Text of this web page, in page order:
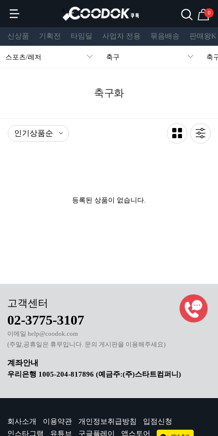
s 0
신상품 기획전 타임딜 사업자 전용 묶음배송 판매왕K
스포츠/레저 축구 축
축구화
등록된 상품이 없습니다.
02-3775-3107
이메일 help@coodok.com
(주말,공휴일은 휴무입니다. 문의 게시판을 이용해주세요)
우리은행 1005-204-817896 (예금주:(주)스타트컴퍼니)
회사소개 이용약관 개인정보취급방침
입점신청
인스타그램
유튜브 구글플레이 앱스토어